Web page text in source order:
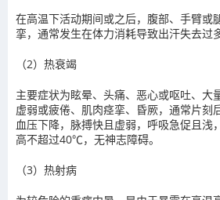
在高温下活动期间或之后，腹部、手臂或
挛，通常发生在体力消耗导致出汗失去过
（2）热衰竭
主要症状为眩晕、头痛、恶心或呕吐、大
虚弱或疲倦、肌肉痉挛、昏厥，通常片刻
血压下降，脉搏快且虚弱，呼吸急促且浅
高不超过40℃，无神志障碍。
（3）热射病